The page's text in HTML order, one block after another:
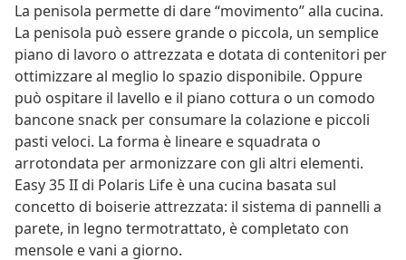
La penisola permette di dare “movimento” alla cucina.
La penisola può essere grande o piccola, un semplice
piano di lavoro o attrezzata e dotata di contenitori per
ottimizzare al meglio lo spazio disponibile. Oppure
può ospitare il lavello e il piano cottura o un comodo
bancone snack per consumare la colazione e piccoli
pasti veloci. La forma è lineare e squadrata o
arrotondata per armonizzare con gli altri elementi.
Easy 35 II di Polaris Life è una cucina basata sul
concetto di boiserie attrezzata: il sistema di pannelli a
parete, in legno termotrattato, è completato con
mensole e vani a giorno.